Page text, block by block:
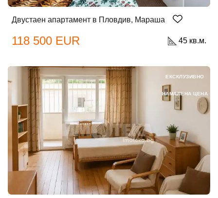
Двустаен апартамент в Пловдив, Мараша
118 500 EUR 45 кв.м.
ЕКСКЛУЗИВНО
НАМАЛЕНА ЦЕНА